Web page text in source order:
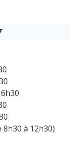
à 12h30)